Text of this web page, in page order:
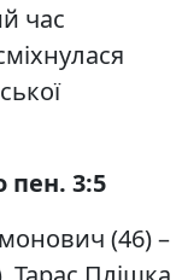
час
пен. 3:5
(46) –